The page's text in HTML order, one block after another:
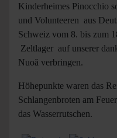
Kinderheimes Pinocchio
und Volunteeren aus
Schweiz vom 8. bis zum
Zeltlager auf unserer
Nuoă verbringen.
Höhepunkte waren das
Schlangenbroten am
das Wasserrutschen.